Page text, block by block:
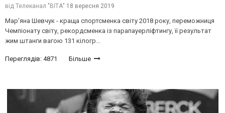
від Телеканал "ВІТА" 18 вересня 2019
Мар’яна Шевчук - краща спортсменка світу 2018 року, переможниця
Чемпіонату світу, рекордсменка із парапауерліфтингу, її результат
жим штанги вагою 131 кілогр...
Переглядів: 4871 Більше